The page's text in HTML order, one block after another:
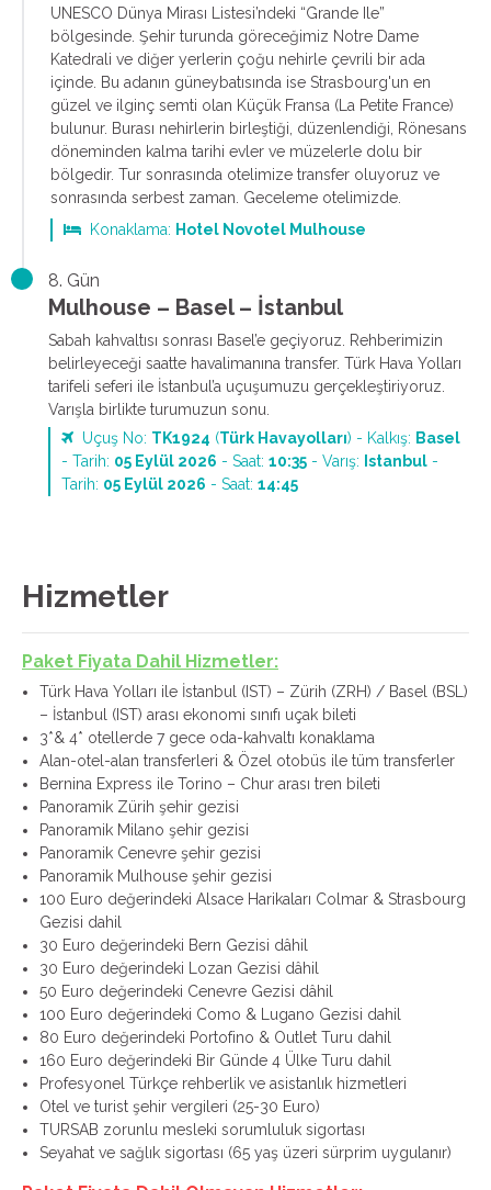
UNESCO Dünya Mirası Listesi’ndeki “Grande Ile”
bölgesinde. Şehir turunda göreceğimiz Notre Dame
Katedrali ve diğer yerlerin çoğu nehirle çevrili bir ada
içinde. Bu adanın güneybatısında ise Strasbourg'un en
güzel ve ilginç semti olan Küçük Fransa (La Petite France)
bulunur. Burası nehirlerin birleştiği, düzenlendiği, Rönesans
döneminden kalma tarihi evler ve müzelerle dolu bir
bölgedir. Tur sonrasında otelimize transfer oluyoruz ve
sonrasında serbest zaman. Geceleme otelimizde.
Konaklama: Hotel Novotel Mulhouse
8. Gün
Mulhouse – Basel – İstanbul
Sabah kahvaltısı sonrası Basel’e geçiyoruz. Rehberimizin
belirleyeceği saatte havalimanına transfer. Türk Hava Yolları
tarifeli seferi ile İstanbul’a uçuşumuzu gerçekleştiriyoruz.
Varışla birlikte turumuzun sonu.
Uçuş No: TK1924 (Türk Havayolları) - Kalkış: Basel
- Tarih: 05 Eylül 2026 - Saat: 10:35 - Varış: Istanbul -
Tarih: 05 Eylül 2026 - Saat: 14:45
Hizmetler
Paket Fiyata Dahil Hizmetler:
Türk Hava Yolları ile İstanbul (IST) – Zürih (ZRH) / Basel (BSL)
– İstanbul (IST) arası ekonomi sınıfı uçak bileti
3*& 4* otellerde 7 gece oda-kahvaltı konaklama
Alan-otel-alan transferleri & Özel otobüs ile tüm transferler
Bernina Express ile Torino – Chur arası tren bileti
Panoramik Zürih şehir gezisi
Panoramik Milano şehir gezisi
Panoramik Cenevre şehir gezisi
Panoramik Mulhouse şehir gezisi
100 Euro değerindeki Alsace Harikaları Colmar & Strasbourg
Gezisi dahil
30 Euro değerindeki Bern Gezisi dâhil
30 Euro değerindeki Lozan Gezisi dâhil
50 Euro değerindeki Cenevre Gezisi dâhil
100 Euro değerindeki Como & Lugano Gezisi dahil
80 Euro değerindeki Portofino & Outlet Turu dahil
160 Euro değerindeki Bir Günde 4 Ülke Turu dahil
Profesyonel Türkçe rehberlik ve asistanlık hizmetleri
Otel ve turist şehir vergileri (25-30 Euro)
TURSAB zorunlu mesleki sorumluluk sigortası
Seyahat ve sağlık sigortası (65 yaş üzeri sürprim uygulanır)